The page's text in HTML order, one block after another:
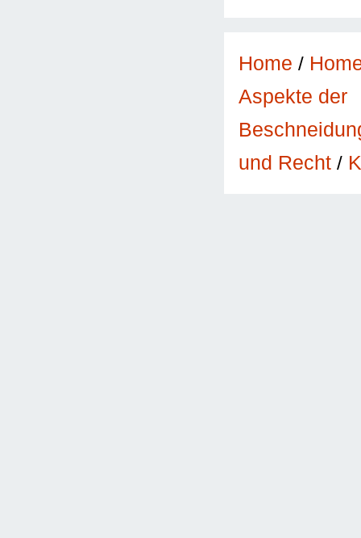
Home /
Aspekte der
und Recht /